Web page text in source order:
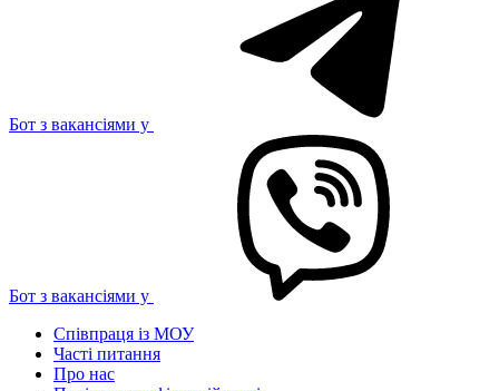
Бот з вакансіями у
Бот з вакансіями у
Співпраця із МОУ
Часті питання
Про нас